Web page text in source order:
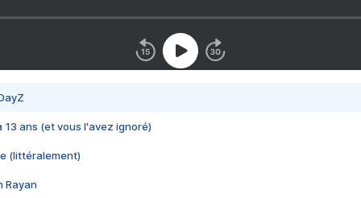
13 ans (et vous l'avez ignoré)
(littéralement)
Rayan